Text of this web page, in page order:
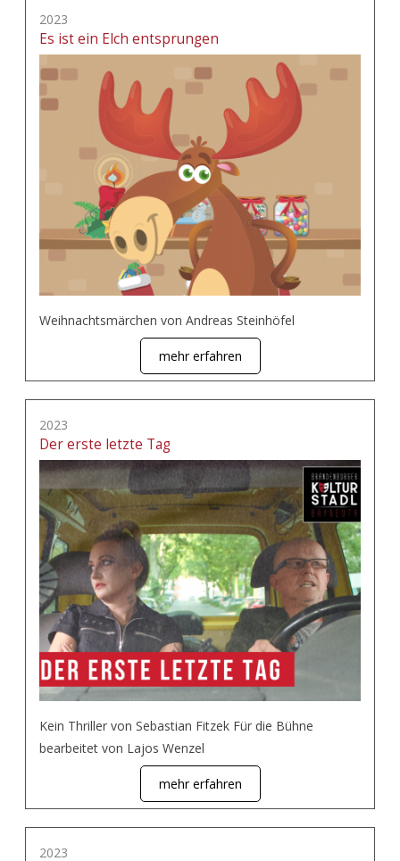
2023
Es ist ein Elch entsprungen
Weihnachtsmärchen von Andreas Steinhöfel
mehr erfahren
2023
Der erste letzte Tag
Kein Thriller von Sebastian Fitzek Für die Bühne
bearbeitet von Lajos Wenzel
mehr erfahren
2023